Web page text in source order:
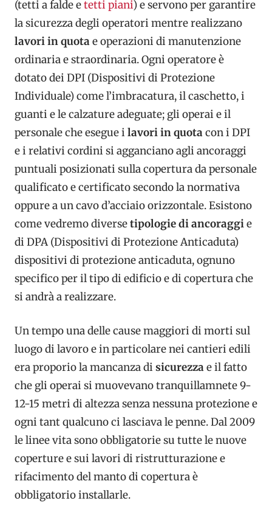
(tetti a falde etetti piani) e servono per garantire
la sicurezza degli operatori mentre realizzano
lavori in quotae operazioni di manutenzione
ordinaria e straordinaria. Ogni operatore è
dotato dei DPI (Dispositivi di Protezione
Individuale) come l’imbracatura, il caschetto, i
guanti e le calzature adeguate; gli operai e il
personale che esegue i lavori in quotacon i DPI
e i relativi cordini si agganciano agli ancoraggi
puntuali posizionati sulla copertura da personale
qualificato e certificato secondo la normativa
oppure a un cavo d’acciaio orizzontale. Esistono
come vedremo diversetipologie di ancoraggie
di DPA (Dispositivi di Protezione Anticaduta)
dispositivi di protezione anticaduta, ognuno
specifico per il tipo di edificio e di copertura che
si andrà a realizzare.
Un tempo una delle cause maggiori di morti sul
luogo di lavoro e in particolare nei cantieri edili
era proporio la mancanza di sicurezzae il fatto
che gli operai si muovevano tranquillamnete 9-
12-15 metri di altezza senza nessuna protezione e
ogni tant qualcuno ci lasciava le penne. Dal 2009
le linee vita sono obbligatorie su tutte le nuove
coperture e sui lavori di ristrutturazione e
rifacimento del manto di copertura è
obbligatorio installarle.